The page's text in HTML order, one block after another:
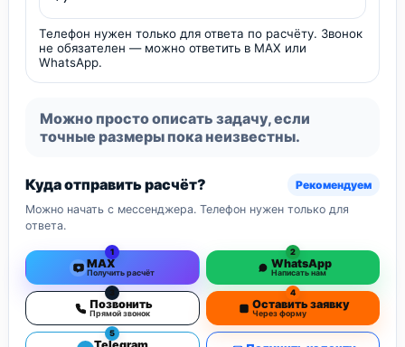
Телефон нужен только для ответа по расчёту. Звонок
не обязателен — можно ответить в MAX или
WhatsApp.
Можно просто описать задачу, если
точные размеры пока неизвестны.
Куда отправить расчёт?
Рекомендуем
Можно начать с мессенджера. Телефон нужен только для
ответа.
1
MAX
Получить расчёт
2
WhatsApp
Написать нам
3
Позвонить
Прямой звонок
4
Оставить заявку
Через форму
5